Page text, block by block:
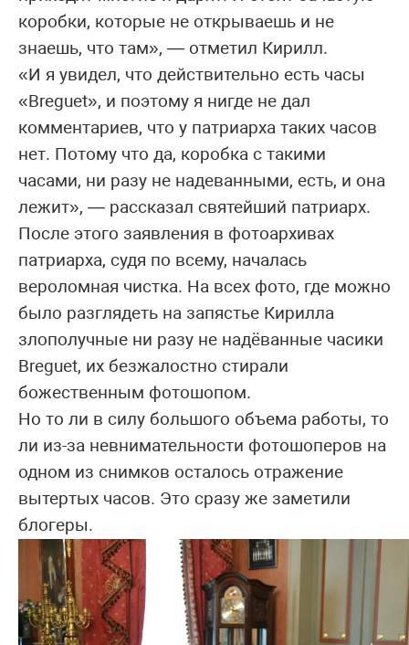
коробки, которые не открываешь и не
знаешь, что там», — отметил Кирилл.
«И я увидел, что действительно есть часы
«Breguet», и поэтому я нигде не дал
комментариев, что у патриарха таких часов
нет. Потому что да, коробка с такими
часами, ни разу не надеванными, есть, и она
лежит», — рассказал святейший патриарх.
После этого заявления в фотоархивах
патриарха, судя по всему, началась
вероломная чистка. На всех фото, где можно
было разглядеть на запястье Кирилла
злополучные ни разу не надёванные часики
Breguet, их безжалостно стирали
божественным фотошопом.
Но то ли в силу большого объема работы, то
ли из-за невнимательности фотошоперов на
одном из снимков осталось отражение
вытертых часов. Это сразу же заметили
блогеры.